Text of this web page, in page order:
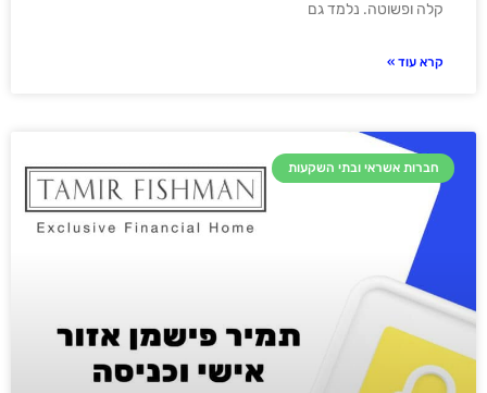
קלה ופשוטה. נלמד גם
קרא עוד »
חברות אשראי ובתי השקעות